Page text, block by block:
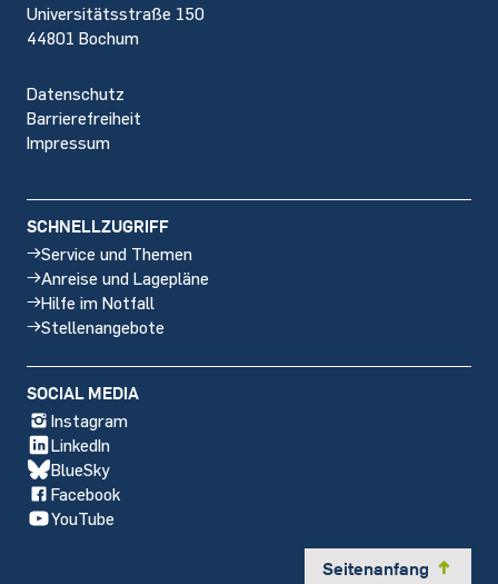
Universitätsstraße 150
44801 Bochum
Datenschutz
Barrierefreiheit
Impressum
SCHNELLZUGRIFF
Service und Themen
Anreise und Lagepläne
Hilfe im Notfall
Stellenangebote
SOCIAL MEDIA
Instagram
LinkedIn
BlueSky
Facebook
YouTube
Seitenanfang y